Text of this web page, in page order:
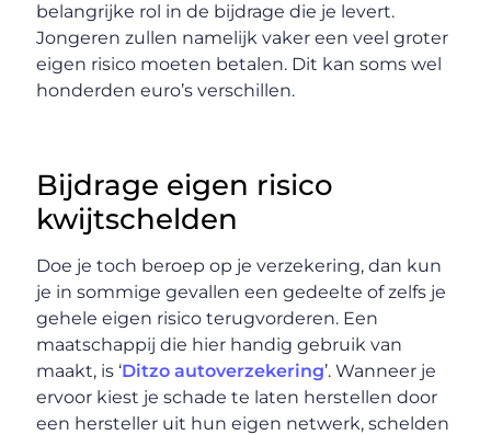
belangrijke rol in de bijdrage die je levert.
Jongeren zullen namelijk vaker een veel groter
eigen risico moeten betalen. Dit kan soms wel
honderden euro’s verschillen.
Bijdrage eigen risico
kwijtschelden
Doe je toch beroep op je verzekering, dan kun
je in sommige gevallen een gedeelte of zelfs je
gehele eigen risico terugvorderen. Een
maatschappij die hier handig gebruik van
maakt, is ‘Ditzo autoverzekering’. Wanneer je
ervoor kiest je schade te laten herstellen door
een hersteller uit hun eigen netwerk, schelden